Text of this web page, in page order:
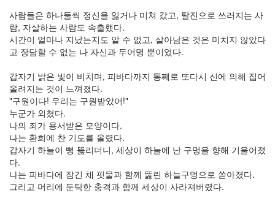
사람들은 하나둘씩 정신을 잃거나 미쳐 갔고, 탈진으로 쓰러지는 사
람, 자살하는 사람도 속출했다.
시간이 얼마나 지났는지도 알 수 없고, 살아남은 것은 미치지 않았다
고 장담할 수 없는 나 자신과 두어명 뿐이었다.
갑자기 밝은 빛이 비치며, 피바다까지 통째로 또다시 신에 의해 집어
올려지는 것이 느껴졌다.
"구원이다! 우리는 구원받았어!"
누군가 외쳤다.
나의 죄가 용서받은 모양이다.
나는 환희에 찬 기도를 올렸다.
갑자기 하늘이 뻥 뚫리더니, 세상이 하늘에 난 구멍을 향해 기울어졌
다.
나는 피바다에 잠긴 채 핏물과 함께 뚫린 하늘구멍으로 쏟아졌다.
그리고 머리에 둔탁한 충격과 함께 세상이 사라져버렸다.